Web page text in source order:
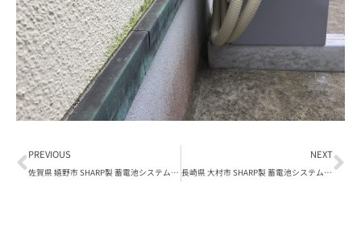
PREVIOUS
佐賀県 嬉野市 SHARP製 蓄電池システム 設置写真
NEXT
長崎県 大村市 SHARP製 蓄電池システム 設置写真